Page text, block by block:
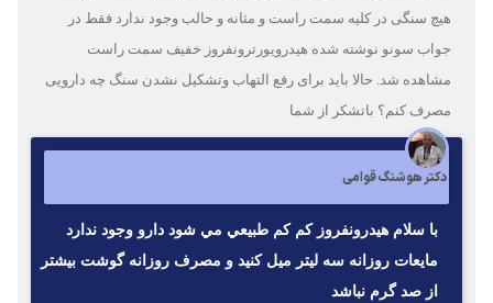
هیچ سنگی در کلیه سمت راست و مثانه و حالب وجود ندارد فقط در
جواب سونو نوشته شده هیدرویورترونفروز خفیف سمت راست
مشاهده شد. حالا باید برای رفع التهاب وتشکیل نشدن سنگ چه دارویی
مصرف کنم؟ باتشکر از شما
دکتر هوشنگ قوامی
با سلام هيدرونفروز كم كم طبيعي مي شود دارو وجود ندارد
مايعات روزانه سه ليتر ميل كنيد و مصرف روزانه گوشت بيشتر
از صد گرم نباشد